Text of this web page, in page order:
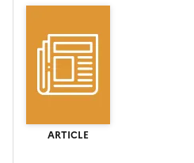
ARTICLE